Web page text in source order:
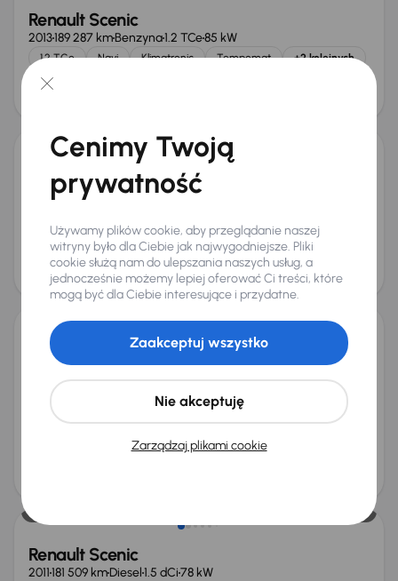
Renault Scenic
2013189 287 kmBenzyna1.2 TCe85 kW
1.2 TCe Navi Klimatronic Tempomat +2 kolejnych
Miesięczna rata
od 119 zł
Renault Scenic
156 966 kmBenzyna1.4 TCe
+3 kolejnych
Miesięczna rata
od 119 zł
Cena
20 000 zł
Renault Scenic
185 640 kmDiesel1.5 dCi81 kW
1.5 dCi +2 kolejnych
Miesięczna rata
od 125 zł
Cena promocyjna
20 000 zł
Renault Scenic
2011181 509 kmDiesel1.5 dCi78 kW
Cenimy Twoją
prywatność
Używamy plików cookie, aby przeglądanie naszej
witryny było dla Ciebie jak najwygodniejsze. Pliki
cookie służą nam do ulepszania naszych usług, a
jednocześnie możemy lepiej oferować Ci treści, które
mogą być dla Ciebie interesujące i przydatne.
Zarządzaj plikami cookie
Nie akceptuję
Zaakceptuj wszystko